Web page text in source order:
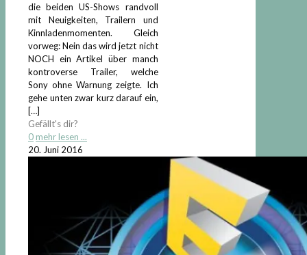
die beiden US-Shows randvoll
mit Neuigkeiten, Trailern und
Kinnladenmomenten. Gleich
vorweg: Nein das wird jetzt nicht
NOCH ein Artikel über manch
kontroverse Trailer, welche
Sony ohne Warnung zeigte. Ich
gehe unten zwar kurz darauf ein,
[…]
Gefällt's dir?
0 mehr lesen ...
20. Juni 2016